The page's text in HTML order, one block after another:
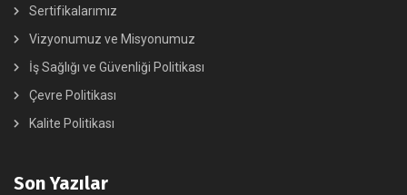
Sertifikalarımız
Vizyonumuz ve Misyonumuz
İş Sağlığı ve Güvenliği Politikası
Çevre Politikası
Kalite Politikası
Son Yazılar